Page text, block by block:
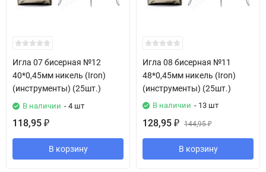
Игла 07 бисерная №12
40*0,45мм никель (Iron)
(инструменты) (25шт.)
В наличии - 4 шт
118,95 ₽
В корзину
Игла 08 бисерная №11
48*0,45мм никель (Iron)
(инструменты) (25шт.)
В наличии - 13 шт
128,95 ₽ 144,95₽
В корзину